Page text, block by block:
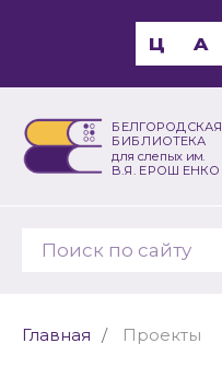
БЕЛГОРОДСКАЯ
БИБЛИОТЕКА
для слепых им.
В.Я. ЕРОШЕНКО
Ц A
Главная Проекты